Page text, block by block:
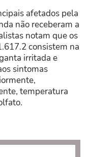
afetados pela
não receberam a
notam que os
consistem na
irritada e
sintomas
temperatura